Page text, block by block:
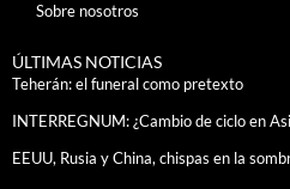
Sobre nosotros
ÚLTIMAS NOTICIAS
Teherán: el funeral como pretexto
INTERREGNUM: ¿Cambio de ciclo en
EEUU, Rusia y China, chispas en la